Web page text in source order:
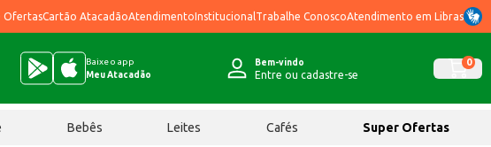
OfertasCartão AtacadãoAtendimentoInstitucional Trabalhe ConoscoAtendimento em Libras
Baixe o app
Meu Atacadão
Bem-vindo
Entre ou cadastre-se
0
Bebês Leites Cafés Super Ofertas